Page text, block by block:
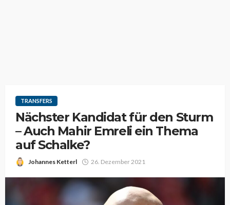
TRANSFERS
Nächster Kandidat für den Sturm
– Auch Mahir Emreli ein Thema
auf Schalke?
Johannes Ketterl 26. Dezember 2021